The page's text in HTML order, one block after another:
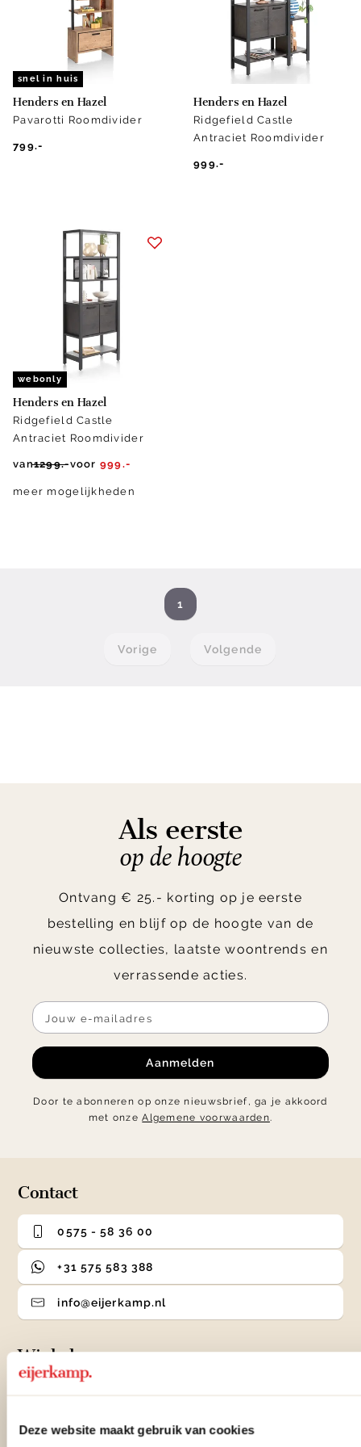
Deze website maakt gebruik van cookies
snel in huis
Henders en Hazel
Pavarotti Roomdivider
799.-
Henders en Hazel
Ridgefield Castle
Antraciet Roomdivider
999.-
webonly
Henders en Hazel
Ridgefield Castle
Antraciet Roomdivider
van1299.-voor 999.-
meer mogelijkheden
Vorige
1
Volgende
Als eerste
op de hoogte
Ontvang € 25.- korting op je eerste
bestelling en blijf op de hoogte van de
nieuwste collecties, laatste woontrends en
verrassende acties.
Aanmelden
Door te abonneren op onze nieuwsbrief, ga je akkoord
met onzeAlgemene voorwaarden.
Contact
0575 - 58 36 00
+31 575 583 388
info@eijerkamp.nl
Winkels
Woonwinkel Veenendaal